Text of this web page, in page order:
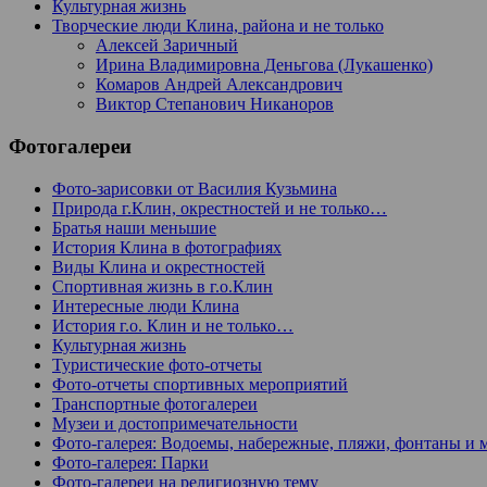
Культурная жизнь
Творческие люди Клина, района и не только
Алексей Заричный
Ирина Владимировна Деньгова (Лукашенко)
Комаров Андрей Александрович
Виктор Степанович Никаноров
Фотогалереи
Фото-зарисовки от Василия Кузьмина
Природа г.Клин, окрестностей и не только…
Братья наши меньшие
История Клина в фотографиях
Виды Клина и окрестностей
Спортивная жизнь в г.о.Клин
Интересные люди Клина
История г.о. Клин и не только…
Культурная жизнь
Туристические фото-отчеты
Фото-отчеты спортивных мероприятий
Транспортные фотогалереи
Музеи и достопримечательности
Фото-галерея: Водоемы, набережные, пляжи, фонтаны и
Фото-галерея: Парки
Фото-галереи на религиозную тему